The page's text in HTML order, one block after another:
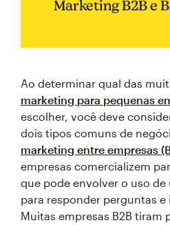
Marketing B2B e
Ao determinar qual das
marketing para pequenas
escolher, você deve
dois tipos comuns de
marketing entre empresas
empresas comercializem
que pode envolver o uso de
para responder perguntas
Muitas empresas B2B tiram